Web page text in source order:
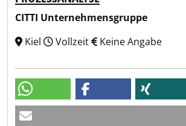
CITTI Unternehmensgruppe
Kiel
Vollzeit Keine Angabe